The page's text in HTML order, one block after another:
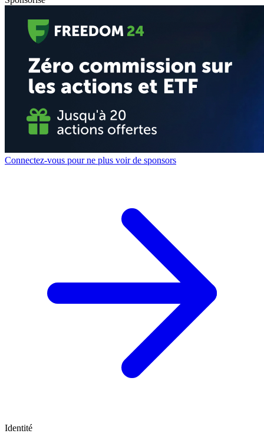
Connectez-vous pour ne plus voir de sponsors
Identité